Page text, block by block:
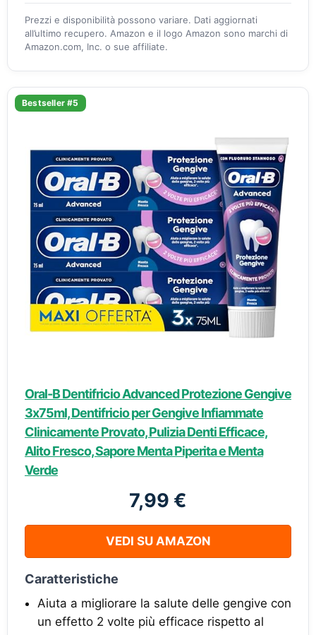
Prezzi e disponibilità possono variare. Dati aggiornati
all’ultimo recupero. Amazon e il logo Amazon sono marchi di
Amazon.com, Inc. o sue affiliate.
Bestseller #5
Oral-B Dentifricio Advanced Protezione Gengive
3x75ml, Dentifricio per Gengive Infiammate
Clinicamente Provato, Pulizia Denti Efficace,
Alito Fresco, Sapore Menta Piperita e Menta
Verde
7,99 €
VEDI SU AMAZON
Caratteristiche
Aiuta a migliorare la salute delle gengive con
un effetto 2 volte più efficace rispetto al